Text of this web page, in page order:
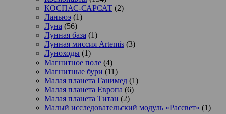
КОСПАС-САРСАТ (2)
Ланьюэ (1)
Луна (56)
Лунная база (1)
Лунная миссия Artemis (3)
Луноходы (1)
Магнитное поле (4)
Магнитные бури (11)
Малая планета Ганимед (1)
Малая планета Европа (6)
Малая планета Титан (2)
Малый исследовательский модуль «Рассвет» (1)